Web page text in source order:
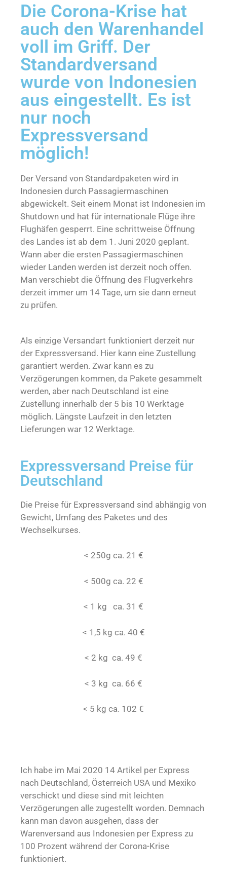
Die Corona-Krise hat
auch den Warenhandel
voll im Griff. Der
Standardversand
wurde von Indonesien
aus eingestellt. Es ist
nur noch
Expressversand
möglich!
Der Versand von Standardpaketen wird in
Indonesien durch Passagiermaschinen
abgewickelt. Seit einem Monat ist Indonesien im
Shutdown und hat für internationale Flüge ihre
Flughäfen gesperrt. Eine schrittweise Öffnung
des Landes ist ab dem 1. Juni 2020 geplant.
Wann aber die ersten Passagiermaschinen
wieder Landen werden ist derzeit noch offen.
Man verschiebt die Öffnung des Flugverkehrs
derzeit immer um 14 Tage, um sie dann erneut
zu prüfen.
Als einzige Versandart funktioniert derzeit nur
der Expressversand. Hier kann eine Zustellung
garantiert werden. Zwar kann es zu
Verzögerungen kommen, da Pakete gesammelt
werden, aber nach Deutschland ist eine
Zustellung innerhalb der 5 bis 10 Werktage
möglich. Längste Laufzeit in den letzten
Lieferungen war 12 Werktage.
Expressversand Preise für
Deutschland
Die Preise für Expressversand sind abhängig von
Gewicht, Umfang des Paketes und des
Wechselkurses.
< 250g ca. 21 €
< 500g ca. 22 €
< 1 kg ca. 31 €
< 1,5 kg ca. 40 €
< 2 kg ca. 49 €
< 3 kg ca. 66 €
< 5 kg ca. 102 €
Ich habe im Mai 2020 14 Artikel per Express
nach Deutschland, Österreich USA und Mexiko
verschickt und diese sind mit leichten
Verzögerungen alle zugestellt worden. Demnach
kann man davon ausgehen, dass der
Warenversand aus Indonesien per Express zu
100 Prozent während der Corona-Krise
funktioniert.